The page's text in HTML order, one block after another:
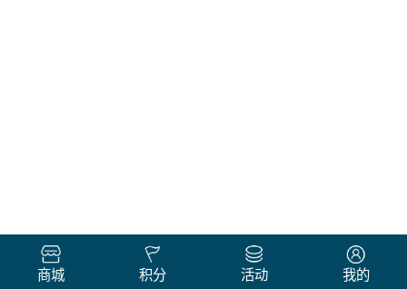
商城 积分 活动 我的